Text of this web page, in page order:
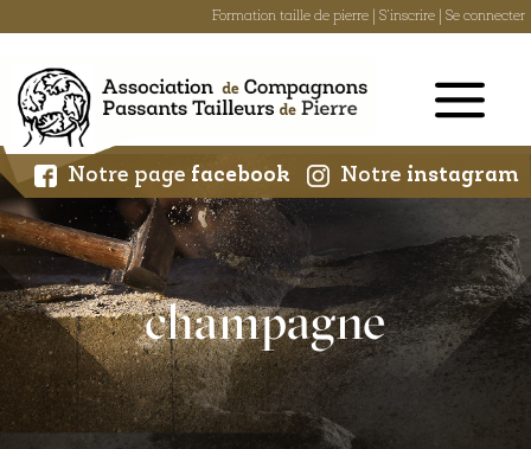
Formation taille de pierre S'inscrire Se connecter
content
Notre page facebook Notre instagram
champagne